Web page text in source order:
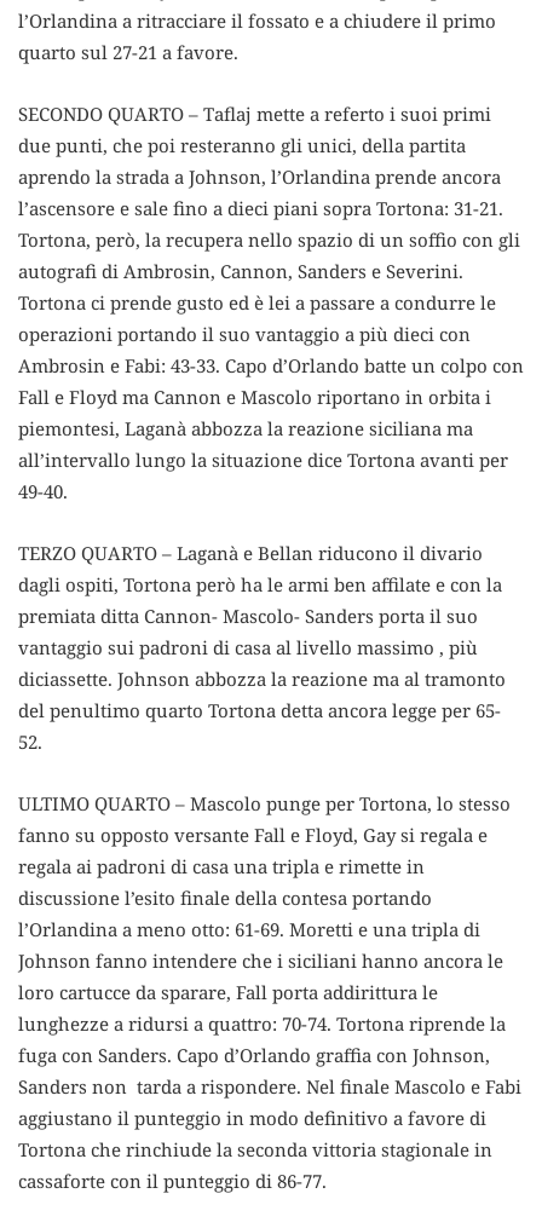
l’Orlandina a ritracciare il fossato e a chiudere il primo
quarto sul 27-21 a favore.
SECONDO QUARTO – Taflaj mette a referto i suoi primi
due punti, che poi resteranno gli unici, della partita
aprendo la strada a Johnson, l’Orlandina prende ancora
l’ascensore e sale fino a dieci piani sopra Tortona: 31-21.
Tortona, però, la recupera nello spazio di un soffio con gli
autografi di Ambrosin, Cannon, Sanders e Severini.
Tortona ci prende gusto ed è lei a passare a condurre le
operazioni portando il suo vantaggio a più dieci con
Ambrosin e Fabi: 43-33. Capo d’Orlando batte un colpo con
Fall e Floyd ma Cannon e Mascolo riportano in orbita i
piemontesi, Laganà abbozza la reazione siciliana ma
all’intervallo lungo la situazione dice Tortona avanti per
49-40.
TERZO QUARTO – Laganà e Bellan riducono il divario
dagli ospiti, Tortona però ha le armi ben affilate e con la
premiata ditta Cannon- Mascolo- Sanders porta il suo
vantaggio sui padroni di casa al livello massimo , più
diciassette. Johnson abbozza la reazione ma al tramonto
del penultimo quarto Tortona detta ancora legge per 65-
52.
ULTIMO QUARTO – Mascolo punge per Tortona, lo stesso
fanno su opposto versante Fall e Floyd, Gay si regala e
regala ai padroni di casa una tripla e rimette in
discussione l’esito finale della contesa portando
l’Orlandina a meno otto: 61-69. Moretti e una tripla di
Johnson fanno intendere che i siciliani hanno ancora le
loro cartucce da sparare, Fall porta addirittura le
lunghezze a ridursi a quattro: 70-74. Tortona riprende la
fuga con Sanders. Capo d’Orlando graffia con Johnson,
Sanders non tarda a rispondere. Nel finale Mascolo e Fabi
aggiustano il punteggio in modo definitivo a favore di
Tortona che rinchiude la seconda vittoria stagionale in
cassaforte con il punteggio di 86-77.